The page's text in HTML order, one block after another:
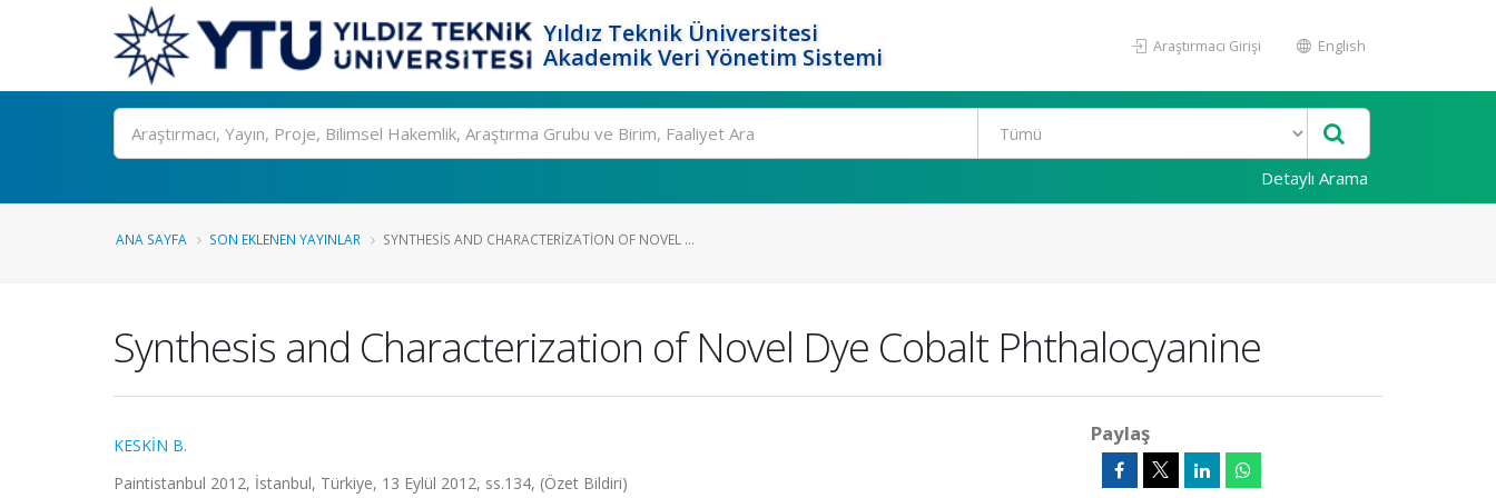
Yıldız Teknik Üniversitesi
Akademik Veri Yönetim Sistemi
Araştırmacı Girişi English
Ara
Detaylı Arama
ANA SAYFA SON EKLENEN YAYINLAR SYNTHESIS AND CHARACTERIZATION OF NOVEL ...
Synthesis and Characterization of Novel Dye Cobalt Phthalocyanine
KESKİN B.
Paintistanbul 2012, İstanbul, Türkiye, 13 Eylül 2012, ss.134, (Özet Bildiri)
Paylaş